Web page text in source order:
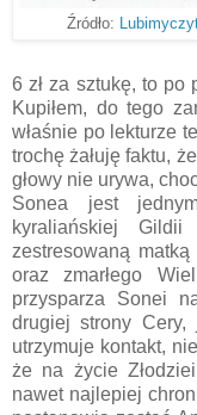
Źródło:
6 zł za sztukę, to po
Kupiłem, do tego
właśnie po lekturze
trochę żałuję faktu,
głowy nie urywa,
Sonea jest
kyraliańskiej
zestresowaną
oraz zmarłego
przysparza Sonei
drugiej strony
utrzymuje kontakt,
że na życie
nawet najlepiej